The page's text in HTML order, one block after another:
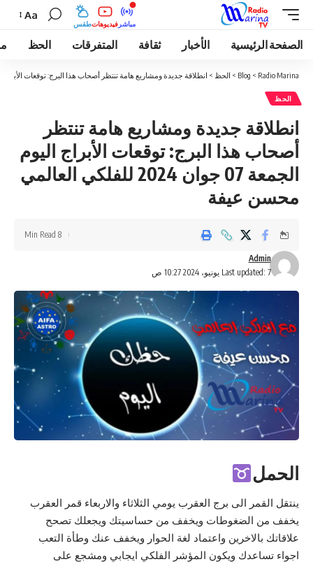
طقسفيديوهات مباشر
Aa
الصفحة الرئيسية الأخبار ثقافة المتفرقات الحظ
Radio Marina
>
Blog
> الحظ > انطلاقة جديدة ومشاريع هامة تنتظر أصحاب هذا البرج: توقعات الأبراج اليوم الجمعة 07 جوان 2024
الحظ
انطلاقة جديدة ومشاريع هامة تنتظر
أصحاب هذا البرج: توقعات الأبراج اليوم
الجمعة 07 جوان 2024 للفلكي العالمي
محسن عيفة
Last updated: 7 يونيو، 2024 10:27 ص
Admin
8 Min Read
الحمل
ينتقل القمر الى برج العقرب يومي الثلاثاء والاربعاء قمر العقرب
يخفف من الضغوطات ويخفف من حساسيتك ويجعلك تصحح
علاقاتك بالاخرين واعتماد لغة الحوار ويخفف عنك وطأة التعب
اجواء تساعدك ويكون المؤشر الفلكي ايجابي ومشجع على